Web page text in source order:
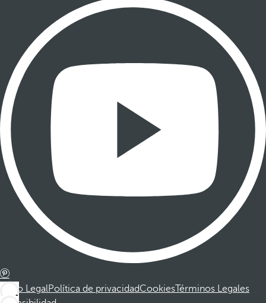
Aviso LegalPolítica de privacidadCookiesTérminos Legales